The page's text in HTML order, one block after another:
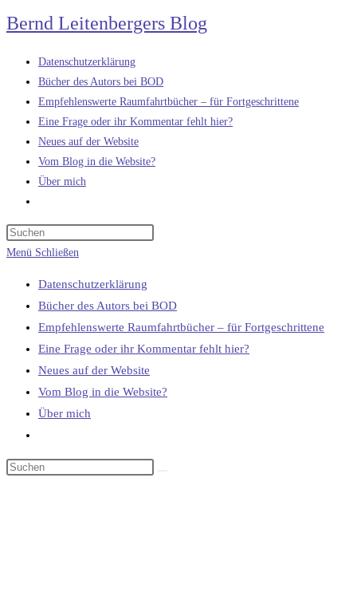
Zum
Inhalt
springen
Bernd Leitenbergers Blog
Datenschutzerklärung
Bücher des Autors bei BOD
Empfehlenswerte Raumfahrtbücher – für Fortgeschrittene
Eine Frage oder ihr Kommentar fehlt hier?
Neues auf der Website
Vom Blog in die Website?
Über mich
umschalten
Menü Schließen
Datenschutzerklärung
Bücher des Autors bei BOD
Empfehlenswerte Raumfahrtbücher – für Fortgeschrittene
Eine Frage oder ihr Kommentar fehlt hier?
Neues auf der Website
Vom Blog in die Website?
Über mich
umschalten